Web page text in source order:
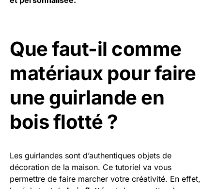
Que faut-il comme
matériaux pour faire
une guirlande en
bois flotté ?
Les guirlandes sont d’authentiques objets de
décoration de la maison. Ce tutoriel va vous
permettre de faire marcher votre créativité. En effet,